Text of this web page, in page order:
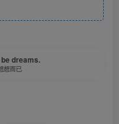
dreams.
想而已